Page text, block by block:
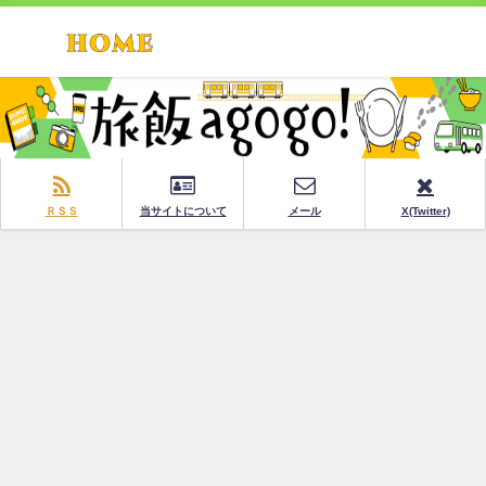
ＲＳＳ 当サイトについて メール X(Twitter)